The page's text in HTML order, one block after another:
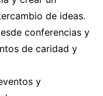
de ideas.
conferencias y
de caridad y
y